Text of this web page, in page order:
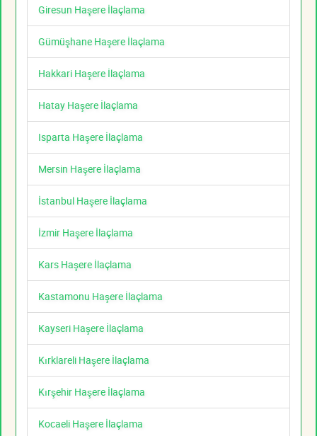
Giresun Haşere İlaçlama
Gümüşhane Haşere İlaçlama
Hakkari Haşere İlaçlama
Hatay Haşere İlaçlama
Isparta Haşere İlaçlama
Mersin Haşere İlaçlama
İstanbul Haşere İlaçlama
İzmir Haşere İlaçlama
Kars Haşere İlaçlama
Kastamonu Haşere İlaçlama
Kayseri Haşere İlaçlama
Kırklareli Haşere İlaçlama
Kırşehir Haşere İlaçlama
Kocaeli Haşere İlaçlama